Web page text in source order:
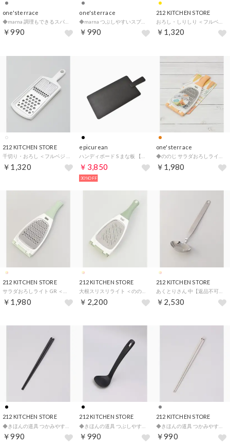
one'sterrace
￥990
one'sterrace
￥990
212 KITCHEN STORE
おろし・しりしり ＜フルベジ ＞【返品不可商品】 （その他）
￥1,320
212 KITCHEN STORE
千切り・おろし ＜フルベジ ＞【返品不可商品】 （その他）
￥1,320
epicurean
ハンディボード S まな板 【返品不可商品】 （スレート×スレート）
￥3,850
30%OFF
one'sterrace
◆ののじ サラダおろしライト【返品不可商品】 （オレンジ(967)）
￥1,980
212 KITCHEN STORE
￥1,980
212 KITCHEN STORE
￥2,200
212 KITCHEN STORE
あくとりさん 中【返品不可商品】 （その他）
￥2,530
212 KITCHEN STORE
￥990
212 KITCHEN STORE
￥990
212 KITCHEN STORE
￥990